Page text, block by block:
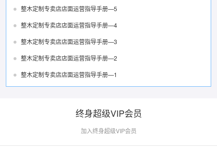
整木定制专卖店店面运营指导手册—5
整木定制专卖店店面运营指导手册—4
整木定制专卖店店面运营指导手册—3
整木定制专卖店店面运营指导手册—2
整木定制专卖店店面运营指导手册—1
终身超级VIP会员
加入终身超级VIP会员